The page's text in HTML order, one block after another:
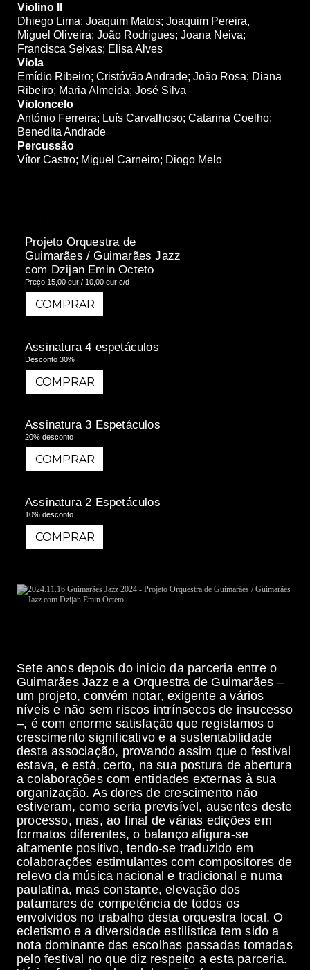
Violino II
Dhiego Lima; Joaquim Matos; Joaquim Pereira,
Miguel Oliveira; João Rodrigues; Joana Neiva;
Francisca Seixas; Elisa Alves
Viola
Emídio Ribeiro; Cristóvão Andrade; João Rosa; Diana
Ribeiro; Maria Almeida; José Silva
Violoncelo
António Ferreira; Luís Carvalhoso; Catarina Coelho;
Benedita Andrade
Percussão
Vítor Castro; Miguel Carneiro; Diogo Melo
Projeto Orquestra de
Guimarães / Guimarães Jazz
com Dzijan Emin Octeto
Preço 15,00 eur / 10,00 eur c/d
COMPRAR
COMPRAR
Assinatura 4 espetáculos
Desconto 30%
COMPRAR
COMPRAR
Assinatura 3 Espetáculos
20% desconto
COMPRAR
COMPRAR
Assinatura 2 Espetáculos
10% desconto
COMPRAR
COMPRAR
Sete anos depois do início da parceria entre o
Guimarães Jazz e a Orquestra de Guimarães –
um projeto, convém notar, exigente a vários
níveis e não sem riscos intrínsecos de insucesso
–, é com enorme satisfação que registamos o
crescimento significativo e a sustentabilidade
desta associação, provando assim que o festival
estava, e está, certo, na sua postura de abertura
a colaborações com entidades externas à sua
organização. As dores de crescimento não
estiveram, como seria previsível, ausentes deste
processo, mas, ao final de várias edições em
formatos diferentes, o balanço afigura-se
altamente positivo, tendo-se traduzido em
colaborações estimulantes com compositores de
relevo da música nacional e tradicional e numa
paulatina, mas constante, elevação dos
patamares de competência de todos os
envolvidos no trabalho desta orquestra local. O
ecletismo e a diversidade estilística tem sido a
nota dominante das escolhas passadas tomadas
pelo festival no que diz respeito a esta parceria.